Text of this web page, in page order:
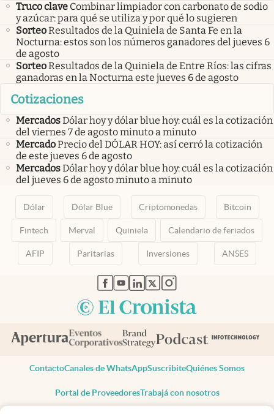
Truco clave Combinar limpiador con carbonato de sodio
y azúcar: para qué se utiliza y por qué lo sugieren
SorteoResultados de la Quiniela de Santa Fe en la
Nocturna: estos son los números ganadores del jueves 6
de agosto
SorteoResultados de la Quiniela de Entre Ríos: las cifras
ganadoras en la Nocturna este jueves 6 de agosto
Cotizaciones
MercadosDólar hoy y dólar blue hoy: cuál es la cotización
del viernes 7 de agosto minuto a minuto
MercadoPrecio del DÓLAR HOY: así cerró la cotización
de este jueves 6 de agosto
MercadosDólar hoy y dólar blue hoy: cuál es la cotización
del jueves 6 de agosto minuto a minuto
Dólar Dólar Blue Criptomonedas Bitcoin
Fintech Merval Quiniela Calendario de feriados
AFIP Paritarias Inversiones ANSES
abre en nueva pestaña
abre en nueva pestaña
abre en nueva pestaña
abre en nueva pestaña
abre en nueva pestaña
ContactoCanales de WhatsAppSuscribiteQuiénes Somos
Portal de ProveedoresTrabajá con nosotros